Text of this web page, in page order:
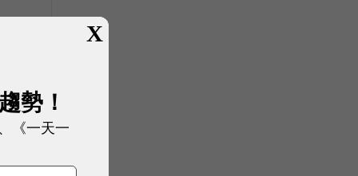
X
勢！
《一天一